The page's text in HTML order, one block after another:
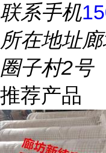
联系手机
所在地址
圈子村2号
推荐产品